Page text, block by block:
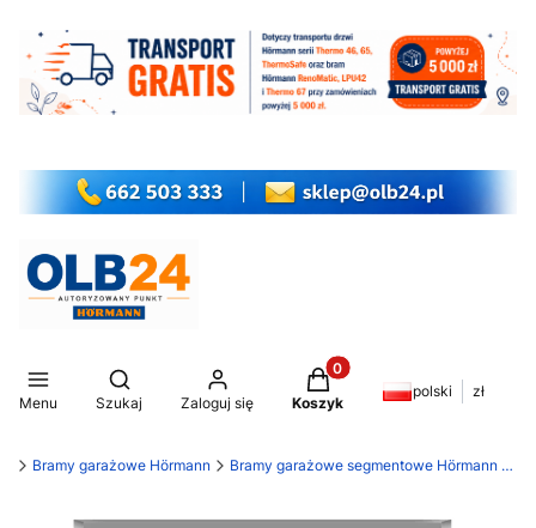
Menu
Otwórz wyszukiwarkę
Szukaj Zaloguj się
Produkty w koszyku: 0.
Koszyk
polski zł
Bramy garażowe Hörmann Bramy garażowe segmentowe Hörmann RenoMatic